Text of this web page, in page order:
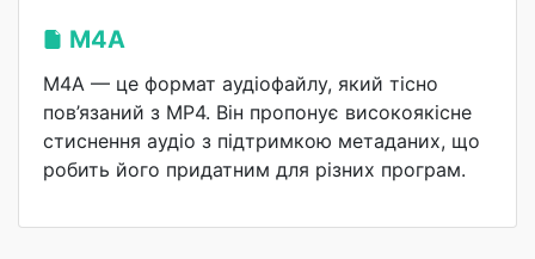
M4A
M4A — це формат аудіофайлу, який тісно
пов’язаний з MP4. Він пропонує високоякісне
стиснення аудіо з підтримкою метаданих, що
робить його придатним для різних програм.